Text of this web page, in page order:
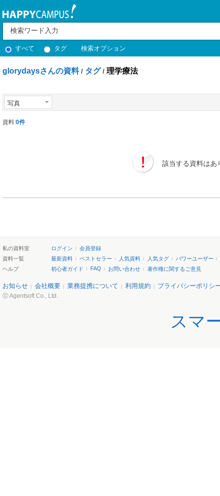
すべて タグ 検索オプション
glorydaysさんの資料 / タグ / 理学療法
写真
資料:0件
該当する資料はあ
私の資料室 ログイン
会員登録
資料一覧
最新資料 ベストセラー 人気資料 人気タグ
パワーユーザー
ヘルプ
初心者ガイド FAQ お問い合わせ 著作権に関するご意見
お知らせ 会社概要 業務提携について 利用規約 プライバシーポリシ
ⓒ Agentsoft Co., Ltd.
スマ